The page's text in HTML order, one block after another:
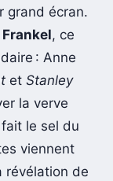
grand écran.
, ce
: Anne
et Stanley
la verve
le sel du
viennent
révélation de